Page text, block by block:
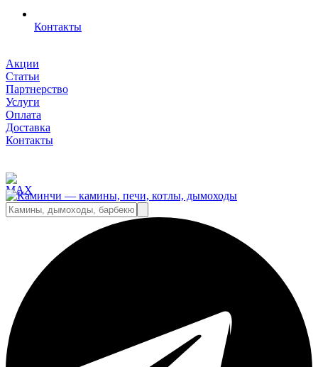
Контакты
Акции
Статьи
Партнерство
Услуги
Оплата
Доставка
Контакты